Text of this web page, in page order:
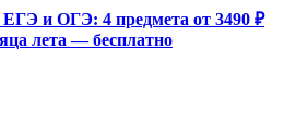
и ОГЭ: 4 предмета от 3490 ₽
лета — бесплатно